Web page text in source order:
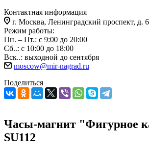
Контактная информация
г. Москва, Ленинградский проспект, д.
Режим работы:
Пн. – Пт.: с 9:00 до 20:00
Сб..: с 10:00 до 18:00
Вск..: выходной до сентября
moscow@mir-nagrad.ru
Поделиться
Часы-магнит "Фигурное
SU112